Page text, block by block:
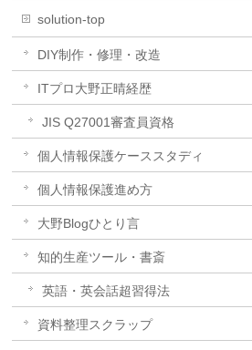
solution-top
DIY制作・修理・改造
ITプロ大野正晴経歴
JIS Q27001審査員資格
個人情報保護ケーススタディ
個人情報保護進め方
大野Blogひとり言
知的生産ツール・書斎
英語・英会話超習得法
資料整理スクラップ